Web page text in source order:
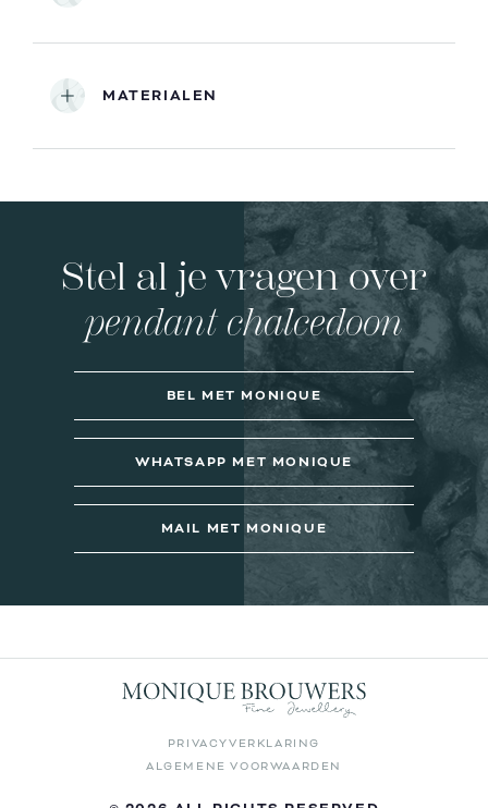
MATERIALEN
Stel al je vragen over
pendant chalcedoon
BEL MET MONIQUE
WHATSAPP MET MONIQUE
MAIL MET MONIQUE
PRIVACYVERKLARING
ALGEMENE VOORWAARDEN